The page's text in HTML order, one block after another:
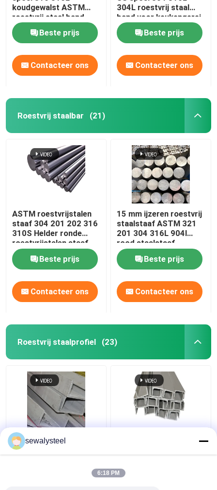
koudgewalst ASTM
roestvrij staal band
Beste prijs
Contacteer ons
304L roestvrij staal
band voor keukengerei
Beste prijs
Contacteer ons
Roestvrij staalbar (21)
ASTM roestvrijstalen
staaf 304 201 202 316
310S Helder ronde
roestvrijstalen staaf
Beste prijs
Contacteer ons
15 mm ijzeren roestvrij
staalstaaf ASTM 321
201 304 316L 904l
rood staalstaaf
Beste prijs
Contacteer ons
Roestvrij staalprofiel (23)
410 430 904L 409L
310s Roestvrij staal
warmgewalste
hoekbalk
sewalysteel
6:18 PM